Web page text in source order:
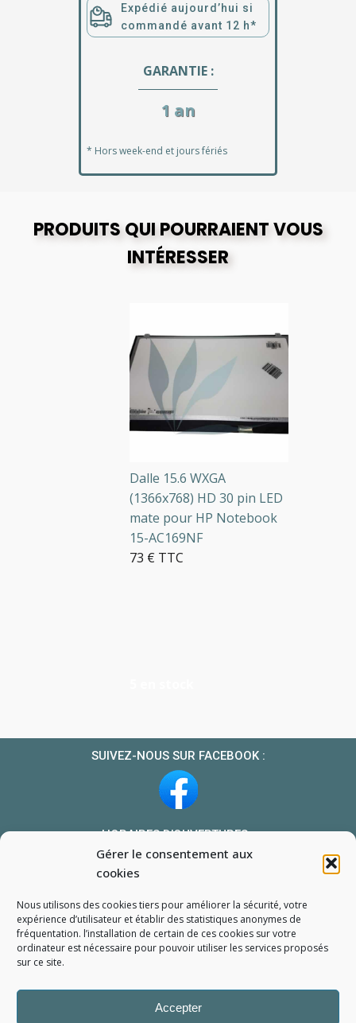
Gérer le consentement aux
cookies
Nous utilisons des cookies tiers pour améliorer la sécurité, votre
expérience d’utilisateur et établir des statistiques anonymes de
fréquentation. l’installation de certain de ces cookies sur votre
ordinateur est nécessaire pour pouvoir utiliser les services proposés
sur ce site.
Accepter
Expédié aujourd’hui si
commandé avant 12 h*
GARANTIE :
1 an
* Hors week-end et jours fériés
PRODUITS QUI POURRAIENT VOUS
INTÉRESSER
Dalle 15.6 WXGA
(1366x768) HD 30 pin LED
mate pour HP Notebook
15-AC169NF
73 € TTC
SUIVEZ-NOUS SUR FACEBOOK :
HORAIRES D’OUVERTURES :
Du lundi au vendredi : 10h-13h et 14h-19h
Le samedi : 10h-13h 14h-18h
NOUS TROUVER
Mon compte
Formulaire de demande de pièce